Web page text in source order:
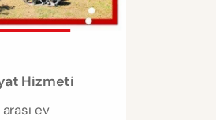
Hizmeti
ev